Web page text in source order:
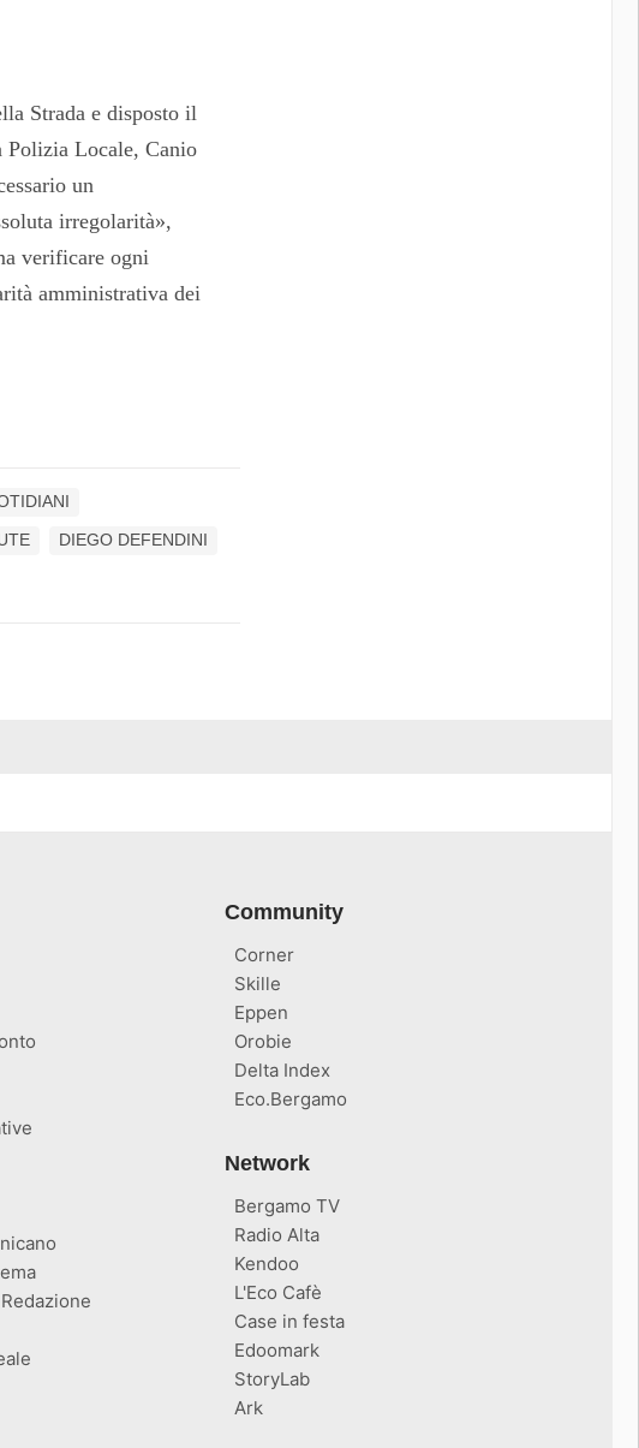
Strada e disposto il
Polizia Locale, Canio
un
irregolarità»,
verificare ogni
amministrativa dei
DIEGO DEFENDINI
Community
Corner
Skille
Eppen
Orobie
Delta Index
Eco.Bergamo
Network
Bergamo TV
Radio Alta
Kendoo
L'Eco Cafè
Case in festa
Edoomark
StoryLab
Ark